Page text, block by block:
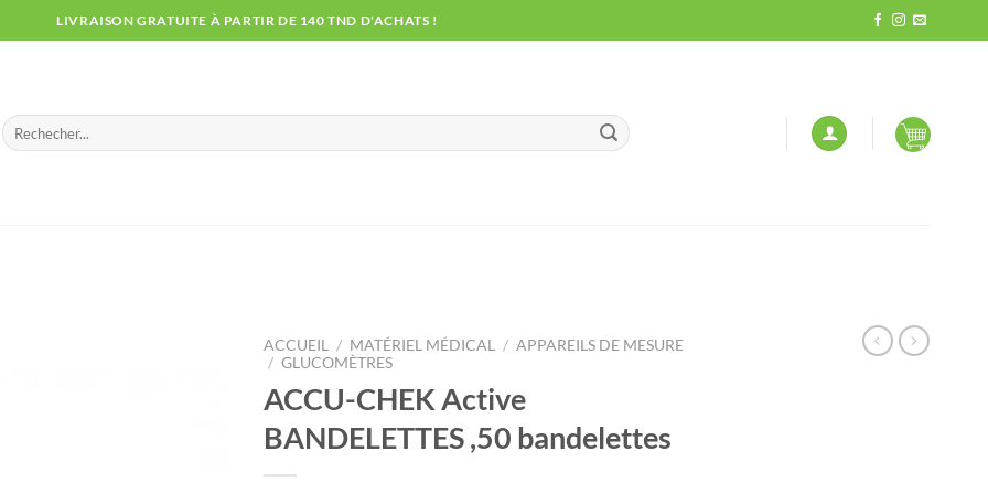
LIVRAISON GRATUITE À PARTIR DE 140 TND D'ACHATS !
Recherche
pour :
ACCUEIL / MATÉRIEL MÉDICAL / APPAREILS DE MESURE
/ GLUCOMÈTRES
ACCU-CHEK Active
BANDELETTES ,50 bandelettes